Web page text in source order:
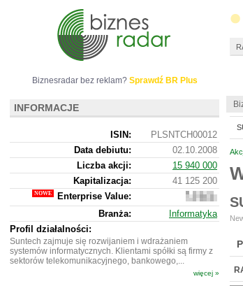
Biznesradar bez reklam? Sprawdź BR Plus
INFORMACJE
ISIN:
PLSNTCH00012
Data debiutu:
02.10.2008
Liczba akcji:
15 940 000
Kapitalizacja:
41 125 200
Enterprise Value:
931
200
Branża:
Informatyka
Profil działalności:
Suntech zajmuje się rozwijaniem i wdrażaniem
systemów informatycznych. Klientami spółki są firmy z
sektorów telekomunikacyjnego, bankowego,...
więcej »